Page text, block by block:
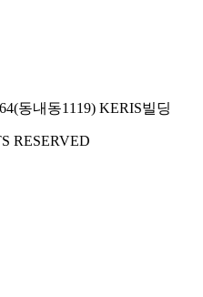
동내동1119) KERIS빌딩
RESERVED